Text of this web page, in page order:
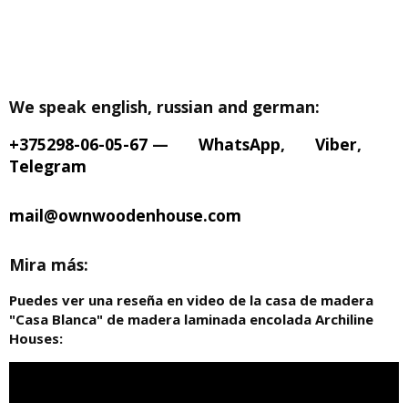
We speak english, russian and german:
+375298-06-05-67 — WhatsApp, Viber,
Telegram
mail@ownwoodenhouse.com
Mira más:
Puedes ver una reseña en video de la casa de madera
"Casa Blanca" de madera laminada encolada Archiline
Houses: